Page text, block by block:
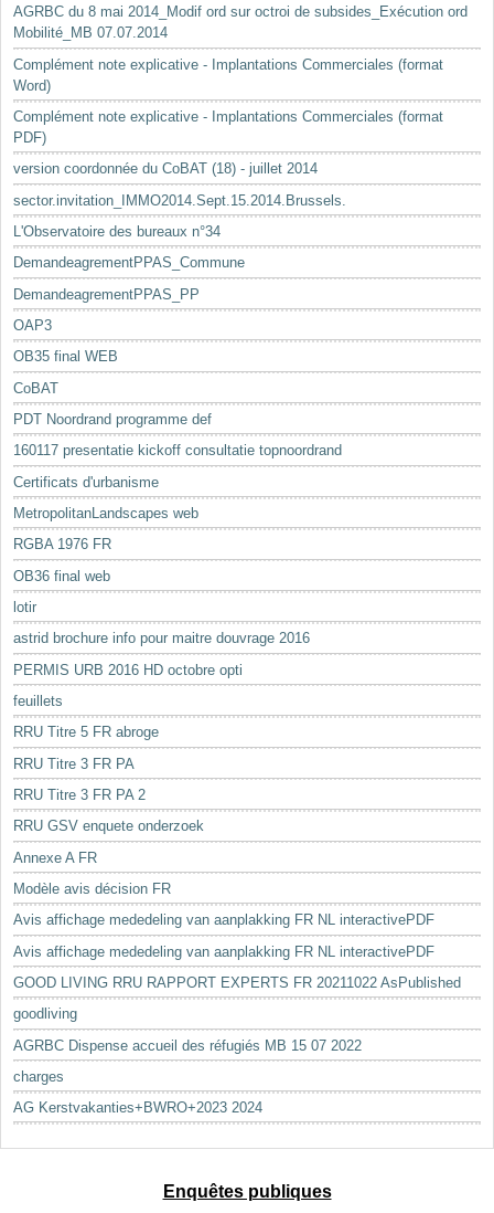
AGRBC du 8 mai 2014_Modif ord sur octroi de subsides_Exécution ord
Mobilité_MB 07.07.2014
Complément note explicative - Implantations Commerciales (format
Word)
Complément note explicative - Implantations Commerciales (format
PDF)
version coordonnée du CoBAT (18) - juillet 2014
sector.invitation_IMMO2014.Sept.15.2014.Brussels.
L'Observatoire des bureaux n°34
DemandeagrementPPAS_Commune
DemandeagrementPPAS_PP
OAP3
OB35 final WEB
CoBAT
PDT Noordrand programme def
160117 presentatie kickoff consultatie topnoordrand
Certificats d'urbanisme
MetropolitanLandscapes web
RGBA 1976 FR
OB36 final web
lotir
astrid brochure info pour maitre douvrage 2016
PERMIS URB 2016 HD octobre opti
feuillets
RRU Titre 5 FR abroge
RRU Titre 3 FR PA
RRU Titre 3 FR PA 2
RRU GSV enquete onderzoek
Annexe A FR
Modèle avis décision FR
Avis affichage mededeling van aanplakking FR NL interactivePDF
Avis affichage mededeling van aanplakking FR NL interactivePDF
GOOD LIVING RRU RAPPORT EXPERTS FR 20211022 AsPublished
goodliving
AGRBC Dispense accueil des réfugiés MB 15 07 2022
charges
AG Kerstvakanties+BWRO+2023 2024
Enquêtes publiques